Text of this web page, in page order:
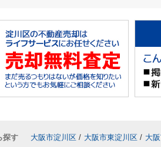
探す 大阪市淀川区 / 大阪市東淀川区 / 大